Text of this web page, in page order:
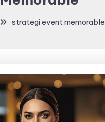
strategi event memorable